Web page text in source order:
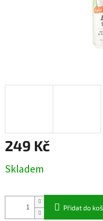
249 Kč
cena:
Skladem
Přidat do